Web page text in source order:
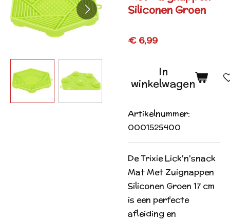
Siliconen Groen
€ 6,99
In
winkelwagen
Artikelnummer:
0001525400
DeTrixie Lick'n'snack
Mat Met Zuignappen
Siliconen Groen 17 cm
is een perfecte
afleiding en